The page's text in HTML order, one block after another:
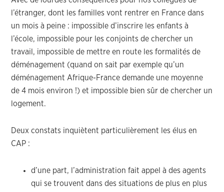
l’étranger, dont les familles vont rentrer en France dans
un mois à peine : impossible d’inscrire les enfants à
l’école, impossible pour les conjoints de chercher un
travail, impossible de mettre en route les formalités de
déménagement (quand on sait par exemple qu’un
déménagement Afrique-France demande une moyenne
de 4 mois environ !) et impossible bien sûr de chercher un
logement.
Deux constats inquiètent particulièrement les élus en
CAP :
d’une part, l’administration fait appel à des agents
qui se trouvent dans des situations de plus en plus